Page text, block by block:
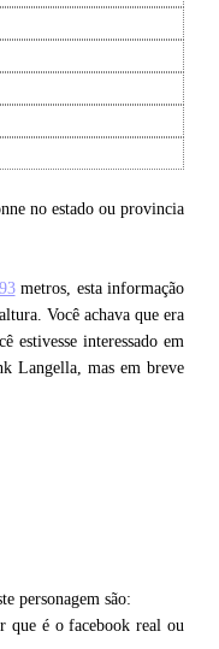
no estado ou provincia
metros, esta informação
Você achava que era
estivesse interessado em
Langella, mas em breve
personagem são:
que é o facebook real ou